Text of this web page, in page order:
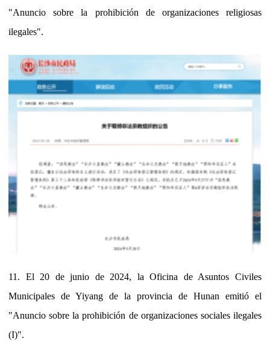
"Anuncio sobre la prohibición de organizaciones religiosas
ilegales".
11. El 20 de junio de 2024, la Oficina de Asuntos Civiles
Municipales de Yiyang de la provincia de Hunan emitió el
"Anuncio sobre la prohibición de organizaciones sociales ilegales
(I)".